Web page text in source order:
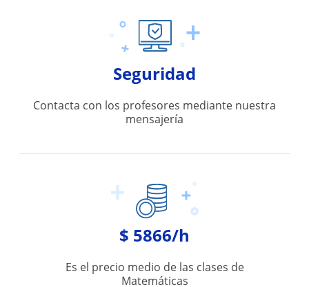
Seguridad
Contacta con los profesores mediante nuestra
mensajería
$ 5866/h
Es el precio medio de las clases de
Matemáticas